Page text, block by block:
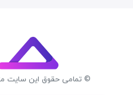
© تمامی حقوق این سایت